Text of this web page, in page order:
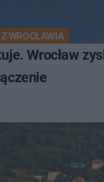
WROCŁAWIA
Wrocław